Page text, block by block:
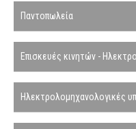
Παντοπωλεία
Επισκευές κινητών -
Ηλεκτρολομηχανολογικές